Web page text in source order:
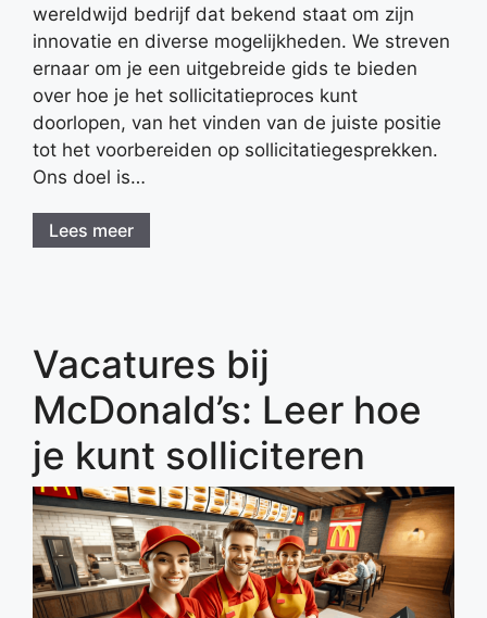
wereldwijd bedrijf dat bekend staat om zijn
innovatie en diverse mogelijkheden. We streven
ernaar om je een uitgebreide gids te bieden
over hoe je het sollicitatieproces kunt
doorlopen, van het vinden van de juiste positie
tot het voorbereiden op sollicitatiegesprekken.
Ons doel is…
Lees meer
Vacatures bij
McDonald’s: Leer hoe
je kunt solliciteren